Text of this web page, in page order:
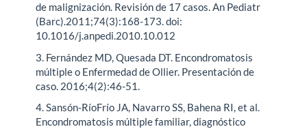
de malignización. Revisión de 17 casos. An Pediatr
(Barc).2011;74(3):168-173. doi:
10.1016/j.anpedi.2010.10.012
3. Fernández MD, Quesada DT. Encondromatosis
múltiple o Enfermedad de Ollier. Presentación de
caso. 2016;4(2):46-51.
4. Sansón-RíoFrío JA, Navarro SS, Bahena RI, et al.
Encondromatosis múltiple familiar, diagnóstico